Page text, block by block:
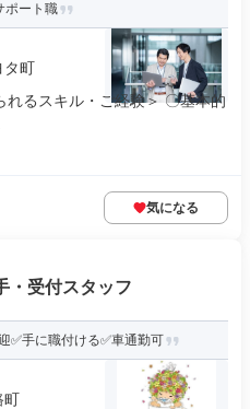
ポート職
タ町
るスキル・ご経験＞ 〇基本的
気になる
・受付スタッフ
✅手に職付ける✅車通勤可
町